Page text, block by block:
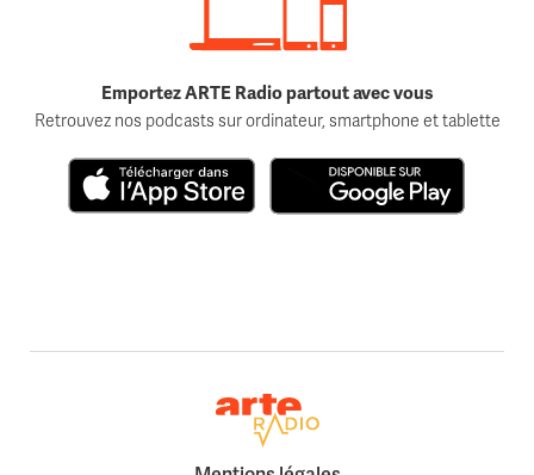
Emportez ARTE Radio partout avec vous
Retrouvez nos podcasts sur ordinateur, smartphone et tablette
Retour à la page d'accueil